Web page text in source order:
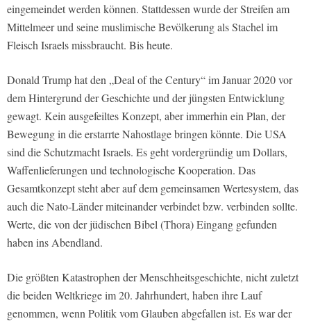
eingemeindet werden können. Stattdessen wurde der Streifen am
Mittelmeer und seine muslimische Bevölkerung als Stachel im
Fleisch Israels missbraucht. Bis heute.
Donald Trump hat den „Deal of the Century“ im Januar 2020 vor
dem Hintergrund der Geschichte und der jüngsten Entwicklung
gewagt. Kein ausgefeiltes Konzept, aber immerhin ein Plan, der
Bewegung in die erstarrte Nahostlage bringen könnte. Die USA
sind die Schutzmacht Israels. Es geht vordergründig um Dollars,
Waffenlieferungen und technologische Kooperation. Das
Gesamtkonzept steht aber auf dem gemeinsamen Wertesystem, das
auch die Nato-Länder miteinander verbindet bzw. verbinden sollte.
Werte, die von der jüdischen Bibel (Thora) Eingang gefunden
haben ins Abendland.
Die größten Katastrophen der Menschheitsgeschichte, nicht zuletzt
die beiden Weltkriege im 20. Jahrhundert, haben ihre Lauf
genommen, wenn Politik vom Glauben abgefallen ist. Es war der